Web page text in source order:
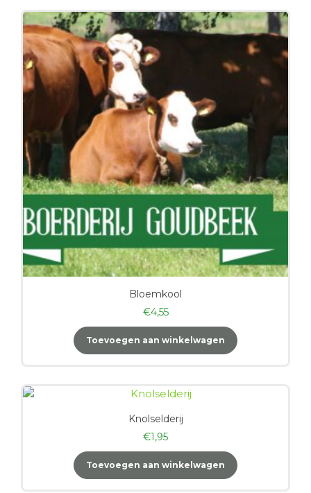
Bloemkool
€4,55
Toevoegen aan winkelwagen
Knolselderij
€1,95
Toevoegen aan winkelwagen